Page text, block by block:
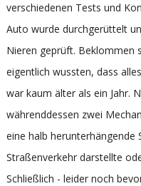
verschiedenen Tests und
Auto wurde durchgerüttelt
Nieren geprüft. Beklommen
eigentlich wussten, dass
war kaum älter als ein Jahr.
währenddessen zwei
eine halb herunterhängende
Straßenverkehr darstellte
Schließlich - leider noch